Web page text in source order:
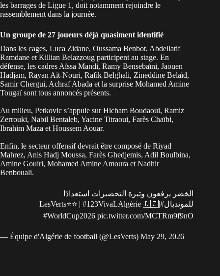
les barrages de Ligue 1, doit notamment rejoindre le
rassemblement dans la journée.
Un groupe de 27 joueurs déjà quasiment identifié
Dans les cages, Luca Zidane, Oussama Benbot, Abdellatif
Ramdane et Killian Belazzoug participent au stage. En
défense, les cadres Aïssa Mandi, Ramy Bensebaïni, Jaouen
Hadjam, Rayan Aït-Nouri, Rafik Belghali, Zineddine Belaïd,
Samir Chergui, Achraf Abada et la surprise Mohamed Amine
Tougaï sont tous annoncés présents.
Au milieu, Petkovic s’appuie sur Hicham Boudaoui, Ramiz
Zerrouki, Nabil Bentaleb, Yacine Titraoui, Farès Chaïbi,
Ibrahim Maza et Houssem Aouar.
Enfin, le secteur offensif devrait être composé de Riyad
Mahrez, Anis Hadj Moussa, Farès Ghedjemis, Adil Boulbina,
Amine Gouiri, Mohamed Amine Amoura et Nadhir
Benbouali.
الخضر يرفعون وتيرة التحضيرات استعدادًا
للمونديال#LesVerts
⭐️⭐️ |#123VivaLAlgérie 🇩🇿|
#WorldCup2026 pic.twitter.com/MCTRm9f9nO
— Équipe d'Algérie de football (@LesVerts) May 29, 2026